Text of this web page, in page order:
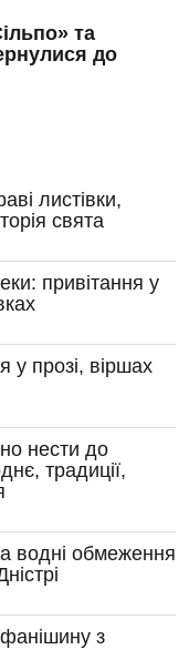
та
до
листівки,
свята
привітання у
у прозі, віршах
нести до
традиції,
водні обмеження
з